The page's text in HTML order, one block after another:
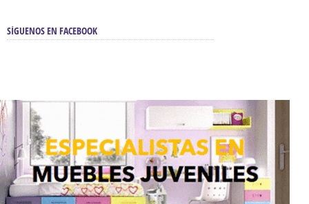
SÍGUENOS EN FACEBOOK